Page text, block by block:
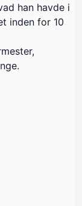
han havde i
inden for 10